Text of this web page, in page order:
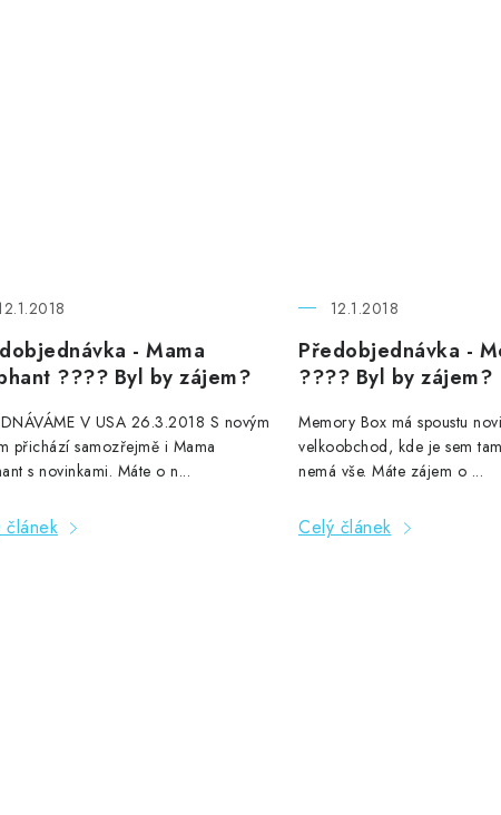
- Mama
???? Byl by zájem?
V USA 26.3.2018 S novým
přichází samozřejmě i Mama
s novinkami. Máte o n...
článek
Předobjednávka -
???? Byl by zájem?
12.1.2018
Memory Box má spoustu
velkoobchod, kde je sem
nemá vše. Máte zájem o ...
Celý článek